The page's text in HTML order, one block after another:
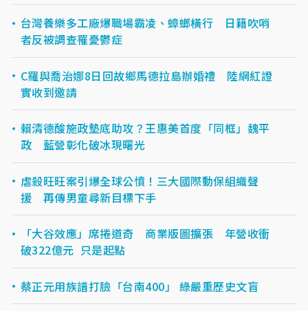
台灣養樂多工廠爆職場霸凌、蟑螂橫行 日籍吹哨
者反被調查罹憂鬱症
C羅與喬治娜8日回故鄉馬德拉島辦婚禮 陸網紅證
實收到邀請
賴清德酸施政墊底助攻？王惠美首度「同框」魏平
政 藍營彰化破冰現曙光
虐殺旺旺案引爆全球公憤！三大國際動保組織聲
援 再傳男童尋新目標下手
「大谷效應」席捲道奇 商業版圖擴張 年營收衝
破322億元 只是起點
蔡正元用族譜打臉「台南400」 綠嚴重歷史文盲